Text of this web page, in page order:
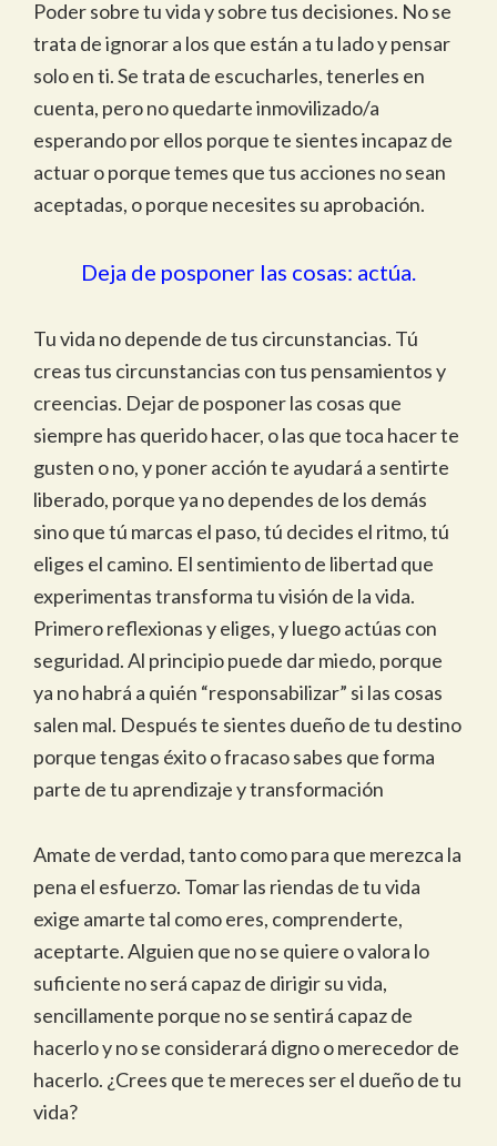
Poder sobre tu vida y sobre tus decisiones. No se
trata de ignorar a los que están a tu lado y pensar
solo en ti. Se trata de escucharles, tenerles en
cuenta, pero no quedarte inmovilizado/a
esperando por ellos porque te sientes incapaz de
actuar o porque temes que tus acciones no sean
aceptadas, o porque necesites su aprobación.
Deja de posponer las cosas: actúa.
Tu vida no depende de tus circunstancias. Tú
creas tus circunstancias con tus pensamientos y
creencias. Dejar de posponer las cosas que
siempre has querido hacer, o las que toca hacer te
gusten o no, y poner acción te ayudará a sentirte
liberado, porque ya no dependes de los demás
sino que tú marcas el paso, tú decides el ritmo, tú
eliges el camino. El sentimiento de libertad que
experimentas transforma tu visión de la vida.
Primero reflexionas y eliges, y luego actúas con
seguridad. Al principio puede dar miedo, porque
ya no habrá a quién “responsabilizar” si las cosas
salen mal. Después te sientes dueño de tu destino
porque tengas éxito o fracaso sabes que forma
parte de tu aprendizaje y transformación
Amate de verdad, tanto como para que merezca la
pena el esfuerzo. Tomar las riendas de tu vida
exige amarte tal como eres, comprenderte,
aceptarte. Alguien que no se quiere o valora lo
suficiente no será capaz de dirigir su vida,
sencillamente porque no se sentirá capaz de
hacerlo y no se considerará digno o merecedor de
hacerlo. ¿Crees que te mereces ser el dueño de tu
vida?